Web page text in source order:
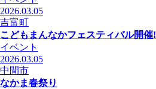
2026.03.05
吉富町
こどもまんなかフェスティバル開催!
イベント
2026.03.05
中間市
なかま春祭り